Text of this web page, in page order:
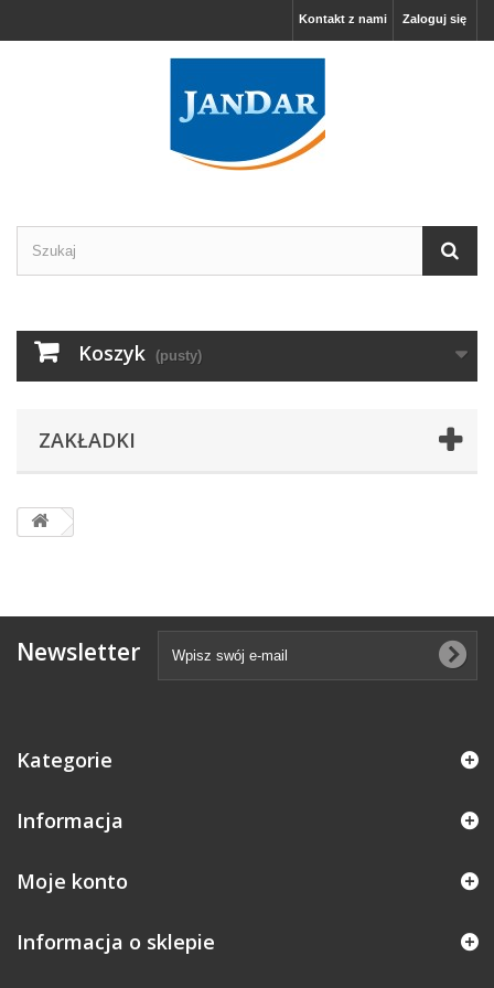
Zaloguj się
Kontakt z nami
Koszyk (pusty)
ZAKŁADKI
Newsletter
Kategorie
Informacja
Moje konto
Informacja o sklepie